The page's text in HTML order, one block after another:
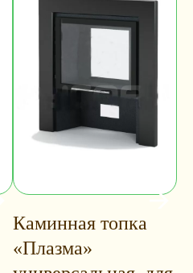
Каминная топка
«Плазма»